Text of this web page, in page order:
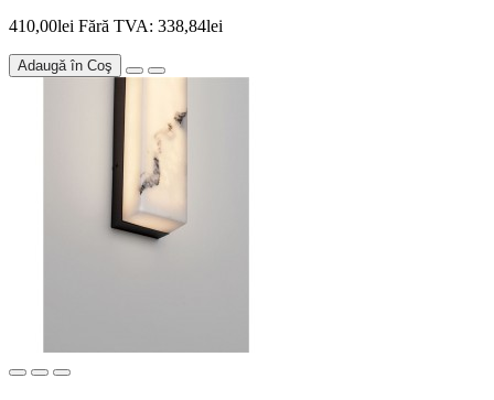
410,00lei Fără TVA: 338,84lei
Adaugă în Coş